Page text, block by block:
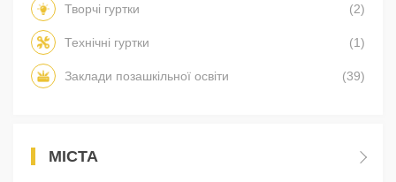
Творчі гуртки (2)
Технічні гуртки (1)
Заклади позашкільної освіти (39)
МІСТА